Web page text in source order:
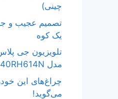
چینی)
تصمیم عجیب و
یک کوه
مدل GTV-40RH614N
چراغ‌های این
می‌گوید!